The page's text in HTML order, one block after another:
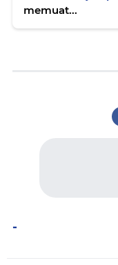
memuat...
-